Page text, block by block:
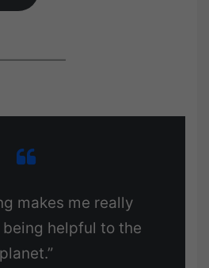
makes me really
helpful to the
planet.”